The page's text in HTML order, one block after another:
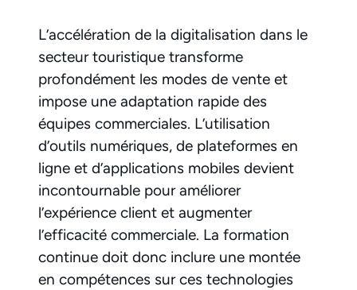
L’accélération de la digitalisation dans le
secteur touristique transforme
profondément les modes de vente et
impose une adaptation rapide des
équipes commerciales. L’utilisation
d’outils numériques, de plateformes en
ligne et d’applications mobiles devient
incontournable pour améliorer
l’expérience client et augmenter
l’efficacité commerciale. La formation
continue doit donc inclure une montée
en compétences sur ces technologies